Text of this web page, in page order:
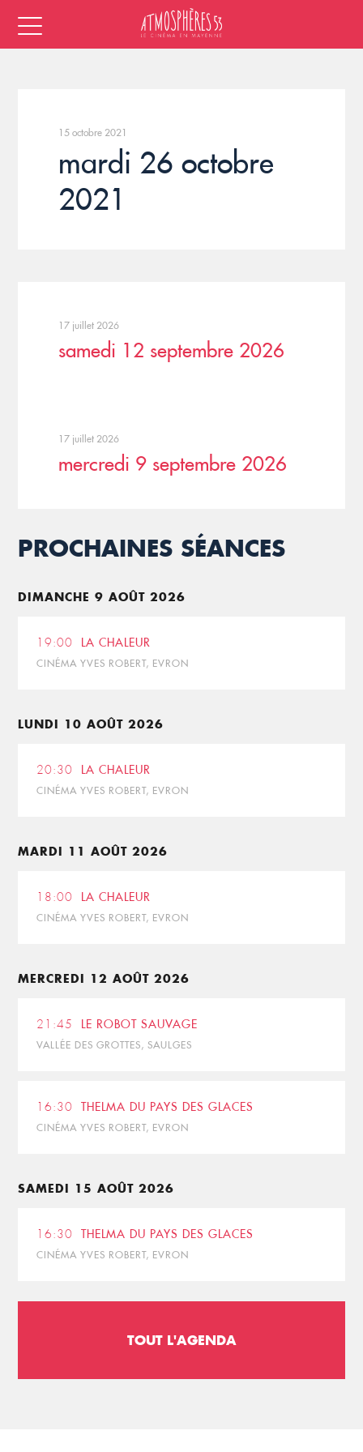
15 octobre 2021
mardi 26 octobre
2021
17 juillet 2026
samedi 12 septembre 2026
17 juillet 2026
mercredi 9 septembre 2026
PROCHAINES SÉANCES
DIMANCHE 9 AOÛT 2026
19:00 LA CHALEUR
CINÉMA YVES ROBERT, EVRON
LUNDI 10 AOÛT 2026
20:30 LA CHALEUR
CINÉMA YVES ROBERT, EVRON
MARDI 11 AOÛT 2026
18:00 LA CHALEUR
CINÉMA YVES ROBERT, EVRON
MERCREDI 12 AOÛT 2026
21:45 LE ROBOT SAUVAGE
VALLÉE DES GROTTES, SAULGES
16:30 THELMA DU PAYS DES GLACES
CINÉMA YVES ROBERT, EVRON
SAMEDI 15 AOÛT 2026
16:30 THELMA DU PAYS DES GLACES
CINÉMA YVES ROBERT, EVRON
TOUT L'AGENDA